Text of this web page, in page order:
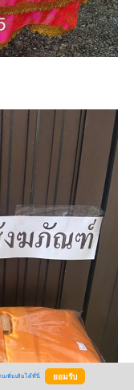
นเพิ่มเติมได้ที่นี่